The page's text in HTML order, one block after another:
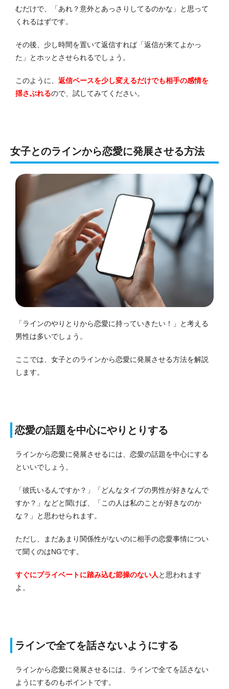
むだけで、「あれ？意外とあっさりしてるのかな」と思って
くれるはずです。
その後、少し時間を置いて返信すれば「返信が来てよかっ
た」とホッとさせられるでしょう。
このように、 返信ペースを少し変えるだけでも相手の感情を
揺さぶれるので、試してみてください。
女子とのラインから恋愛に発展させる方法
「ラインのやりとりから恋愛に持っていきたい！」と考える
男性は多いでしょう。
ここでは、女子とのラインから恋愛に発展させる方法を解説
します。
恋愛の話題を中心にやりとりする
ラインから恋愛に発展させるには、恋愛の話題を中心にする
といいでしょう。
「彼氏いるんですか？」「どんなタイプの男性が好きなんで
すか？」などと聞けば、「この人は私のことが好きなのか
な？」と思わせられます。
ただし、まだあまり関係性がないのに相手の恋愛事情につい
て聞くのはNGです。
すぐにプライベートに踏み込む節操のない人 と思われます
よ。
ラインで全てを話さないようにする
ラインから恋愛に発展させるには、ラインで全てを話さない
ようにするのもポイントです。